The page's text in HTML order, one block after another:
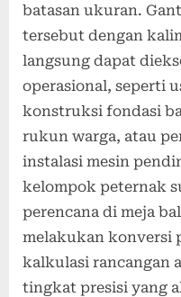
batasan ukuran.
tersebut dengan
langsung dapat
operasional, seperti
konstruksi fondasi
rukun warga, atau
instalasi mesin
kelompok peternak
perencana di meja
melakukan konversi
kalkulasi rancangan
tingkat presisi yang